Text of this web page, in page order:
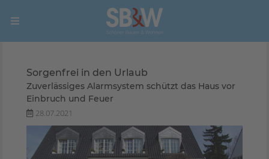
Sorgenfrei in den Urlaub
Zuverlässiges Alarmsystem schützt das Haus vor
Einbruch und Feuer
28.07.2021